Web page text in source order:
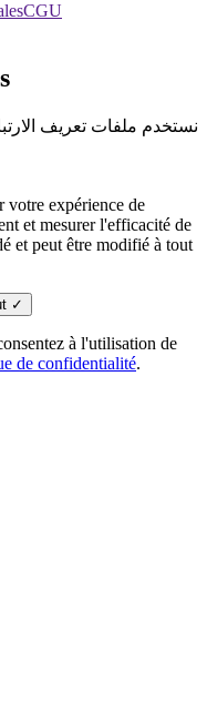
CGU
نستخدم ملفات تعريف
votre expérience de
et mesurer l'efficacité de
et peut être modifié à tout
✓
à l'utilisation de
de confidentialité.